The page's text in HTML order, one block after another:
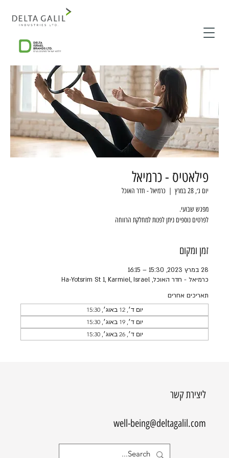
פילאטיס - כרמיאל
יום ג׳, 28 במרץ
  |
כרמיאל - חדר האוכל
לפרטים נוספים ניתן לפנות למחלקת הרווחה
זמן ומקום
28 במרץ 2023, 15:30 – 16:15
כרמיאל - חדר האוכל, Ha-Yotsrim St 1, Karmiel, Israel
תאריכים אחרים
יום ד׳, 12 באוג׳, 15:30
יום ד׳, 19 באוג׳, 15:30
יום ד׳, 26 באוג׳, 15:30
ליצירת קשר
well-being@deltagalil.com